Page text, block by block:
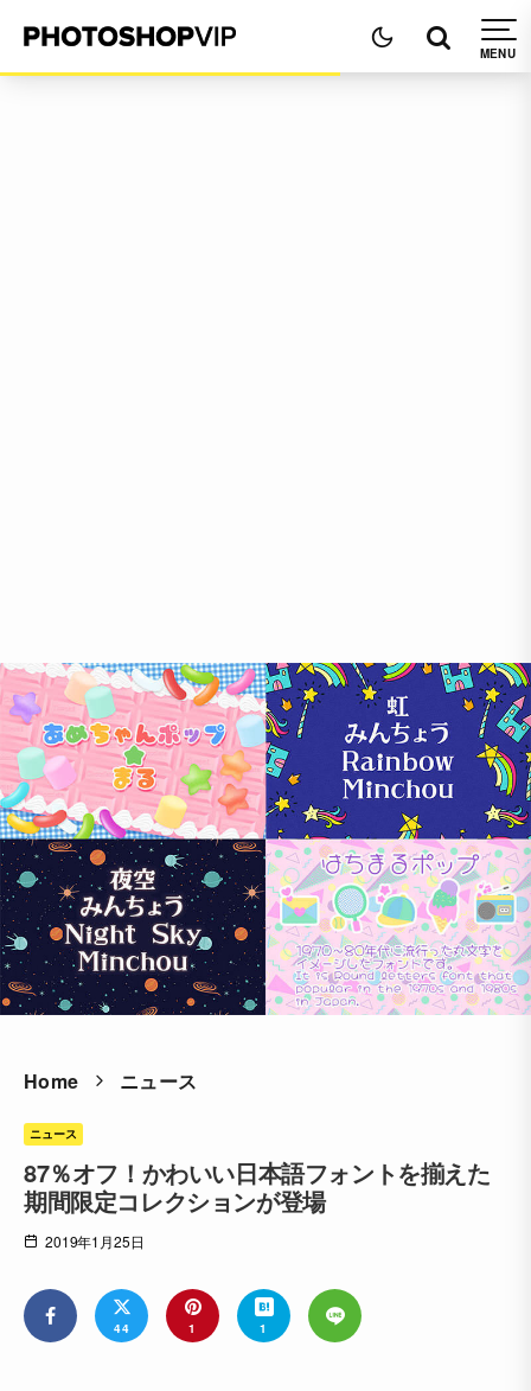
Home ニュース
ニュース
87％オフ！かわいい日本語フォントを揃えた
期間限定コレクションが登場
2019年1月25日
44 1 1